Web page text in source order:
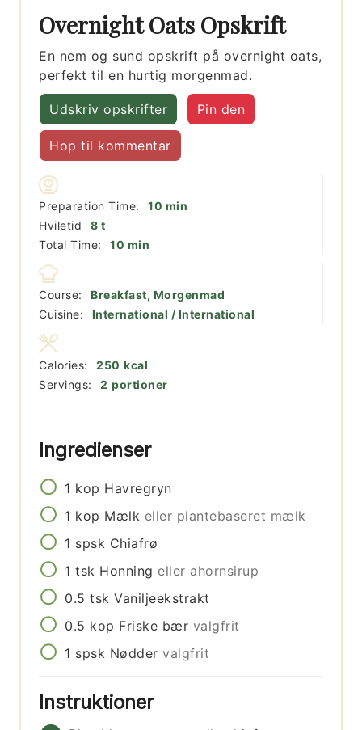
Overnight Oats Opskrift
En nem og sund opskrift på overnight oats,
perfekt til en hurtig morgenmad.
Udskriv opskrifter Pin den
Hop til kommentar
Preparation Time: 10 minutter
min
Hviletid
8timer
t
Total Time:
10 minutter
min
Course:
Breakfast, Morgenmad
Cuisine:
International / International
Servings: 2 portioner
Calories: 250 kcal
Ingredienser
1 kop Havregryn
1 kop Mælk eller plantebaseret mælk
1 spsk Chiafrø
1 tsk Honning eller ahornsirup
0.5 tsk Vaniljeekstrakt
0.5 kop Friske bær valgfrit
1 spsk Nødder valgfrit
Instruktioner